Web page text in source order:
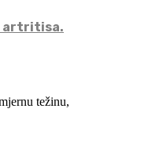
artritisa.
težinu,